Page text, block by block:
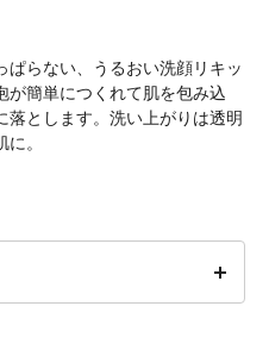
ぱらない、うるおい洗顔リキッ
が簡単につくれて肌を包み込
落とします。洗い上がりは透明
。